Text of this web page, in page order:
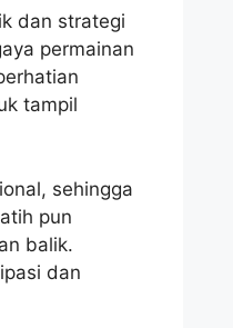
dan strategi
permainan
tampil
sehingga
pun
balik.
dan